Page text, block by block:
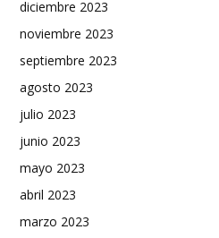
diciembre 2023
noviembre 2023
septiembre 2023
agosto 2023
julio 2023
junio 2023
mayo 2023
abril 2023
marzo 2023